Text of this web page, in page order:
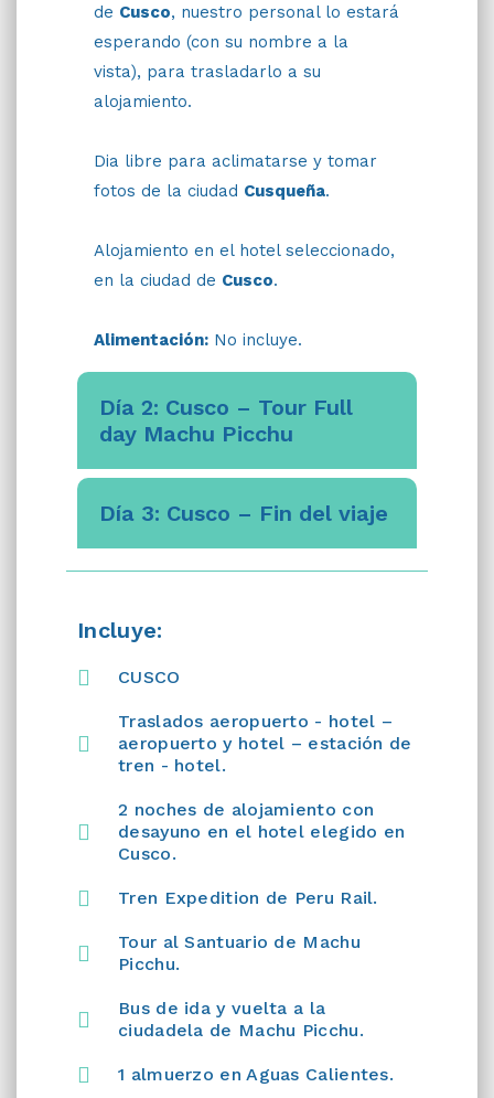
de Cusco, nuestro personal lo estará
esperando (con su nombre a la
vista), para trasladarlo a su
alojamiento.
Dia libre para aclimatarse y tomar
fotos de la ciudad Cusqueña.
Alojamiento en el hotel seleccionado,
en la ciudad de Cusco.
Alimentación: No incluye.
Día 2: Cusco – Tour Full
day Machu Picchu
Día 3: Cusco – Fin del viaje
Incluye:
CUSCO
Traslados aeropuerto - hotel –
aeropuerto y hotel – estación de
tren - hotel.
2 noches de alojamiento con
desayuno en el hotel elegido en
Cusco.
Tren Expedition de Peru Rail.
Tour al Santuario de Machu
Picchu.
Bus de ida y vuelta a la
ciudadela de Machu Picchu.
1 almuerzo en Aguas Calientes.